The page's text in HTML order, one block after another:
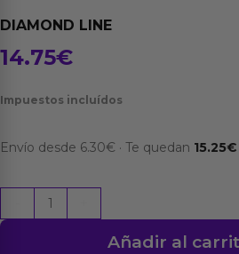
DIAMOND LINE
14.75€
Impuestos incluídos
Envío desde 6.30€ · Te quedan 15.25€
Tie
Añadir al